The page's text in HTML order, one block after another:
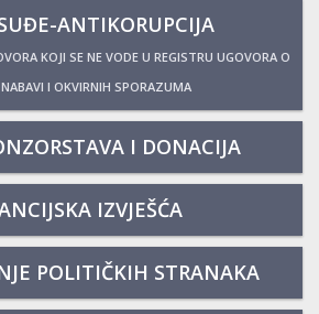
ANTIKORUPCIJA
KOJI SE NE VODE U REGISTRU UGOVORA O
NABAVI I OKVIRNIH SPORAZUMA
I DONACIJA
IZVJEŠĆA
POLITIČKIH STRANAKA